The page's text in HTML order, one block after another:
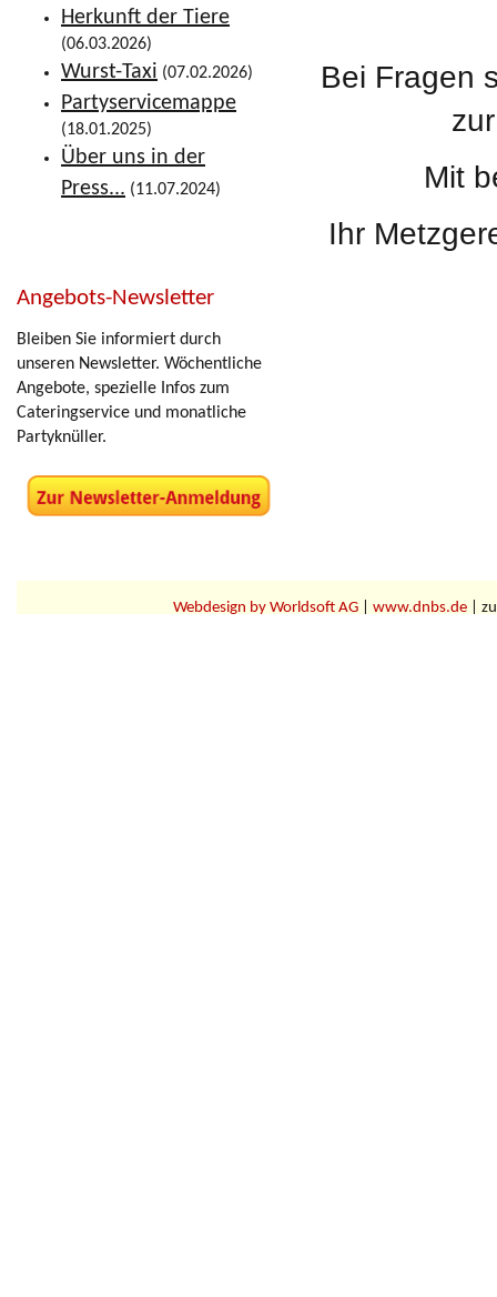
Herkunft der Tiere
(06.03.2026)
Wurst-Taxi (07.02.2026)
Partyservicemappe
(18.01.2025)
Über uns in der
Press... (11.07.2024)
Angebots-Newsletter
Bleiben Sie informiert durch
unseren Newsletter. Wöchentliche
Angebote, spezielle Infos zum
Cateringservice und monatliche
Partyknüller.
Bei Fragen
Mit
Ihr
Webdesign by Worldsoft AG| www.dnbs.de|